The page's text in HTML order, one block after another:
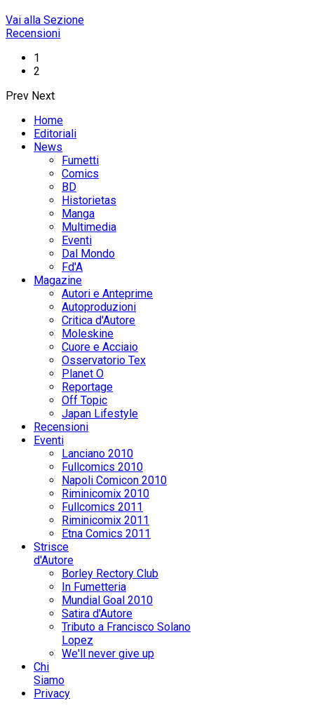
Vai alla Sezione
Recensioni
1
2
Prev Next
Home
Editoriali
News
Fumetti
Comics
BD
Historietas
Manga
Multimedia
Eventi
Dal Mondo
Fd'A
Magazine
Autori e Anteprime
Autoproduzioni
Critica d'Autore
Moleskine
Cuore e Acciaio
Osservatorio Tex
Planet O
Reportage
Off Topic
Japan Lifestyle
Recensioni
Eventi
Lanciano 2010
Fullcomics 2010
Napoli Comicon 2010
Riminicomix 2010
Fullcomics 2011
Riminicomix 2011
Etna Comics 2011
Strisce
d'Autore
Borley Rectory Club
In Fumetteria
Mundial Goal 2010
Satira d'Autore
Tributo a Francisco Solano
Lopez
We'll never give up
Chi
Siamo
Privacy